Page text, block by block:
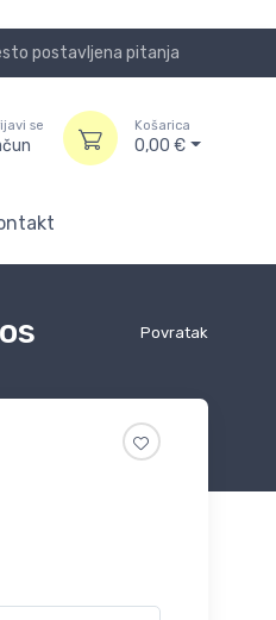
postavljena pitanja
se Košarica
0,00 €
Povratak